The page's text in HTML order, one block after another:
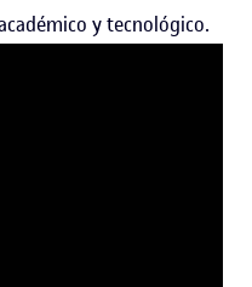
y tecnológico.